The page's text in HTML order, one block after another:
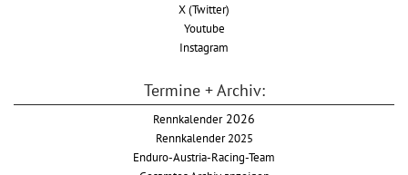
X (Twitter)
Youtube
Instagram
Termine + Archiv:
Rennkalender2026
Rennkalender 2025
Enduro-Austria-Racing-Team